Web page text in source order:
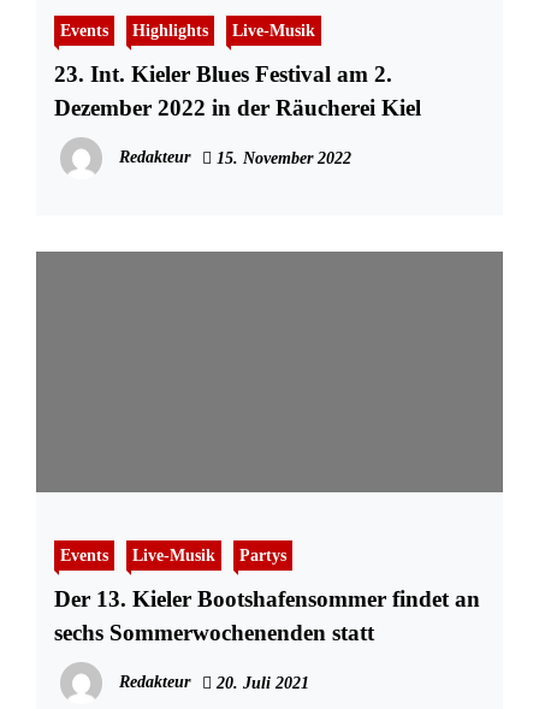
Events Highlights Live-Musik
23. Int. Kieler Blues Festival am 2.
Dezember 2022 in der Räucherei Kiel
Redakteur 15. November 2022
Events Live-Musik Partys
Der 13. Kieler Bootshafensommer findet an
sechs Sommerwochenenden statt
Redakteur 20. Juli 2021